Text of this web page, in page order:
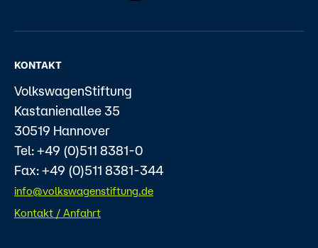
KONTAKT
VolkswagenStiftung
Kastanienallee 35
30519 Hannover
Tel: +49 (0)511 8381-0
Fax: +49 (0)511 8381-344
info@volkswagenstiftung.de
Kontakt / Anfahrt